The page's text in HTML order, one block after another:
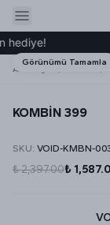
Ana Sayfa
Görünümü Tamamla
KOMBİN 399
SKU: VOID-KMBN-
₺ 2,397.00₺